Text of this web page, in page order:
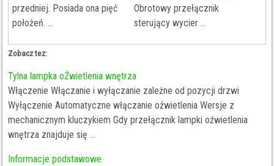
przedniej. Posiada ona pięć
położeń. ...
Obrotowy przełącznik
sterujący wycier ...
Zobacz tez:
Tylna lampka oŹwietlenia wnętrza
Włączenie Włączanie i wyłączanie zależne od pozycji drzwi
Wyłączenie Automatyczne włączanie oźwietlenia Wersje z
mechanicznym kluczykiem Gdy przełącznik lampki oźwietlenia
wnętrza znajduje się ...
Informacje podstawowe